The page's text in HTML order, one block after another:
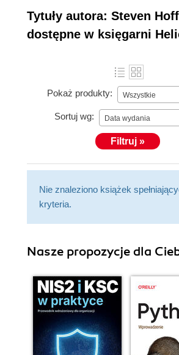
Steve's first book, Apache Flume:
Collection for Hadoop, Packt
Tytuły autora: Steven
dostępne w księgarni
Pokaż produkty: Wszystkie
Sortuj wg: Data wydania
Filtruj »
Nie znaleziono książek
kryteria.
Nasze propozycje dla